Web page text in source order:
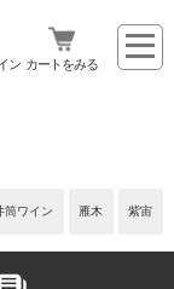
筒ワイン 雁木 紫宙
ン カートをみる